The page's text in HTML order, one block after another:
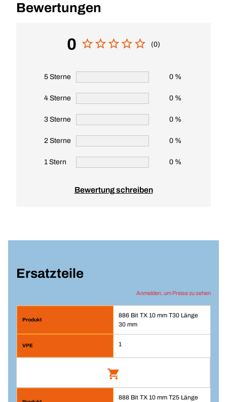
Bewertungen
0 (0)
5 Sterne 0 %
4 Sterne 0 %
3 Sterne 0 %
2 Sterne 0 %
1 Stern 0 %
Bewertung schreiben
Ersatzteile
Anmelden, um Preise zu sehen
886 Bit TX 10 mm T30 Länge
30 mm
1
888 Bit TX 10 mm T25 Länge